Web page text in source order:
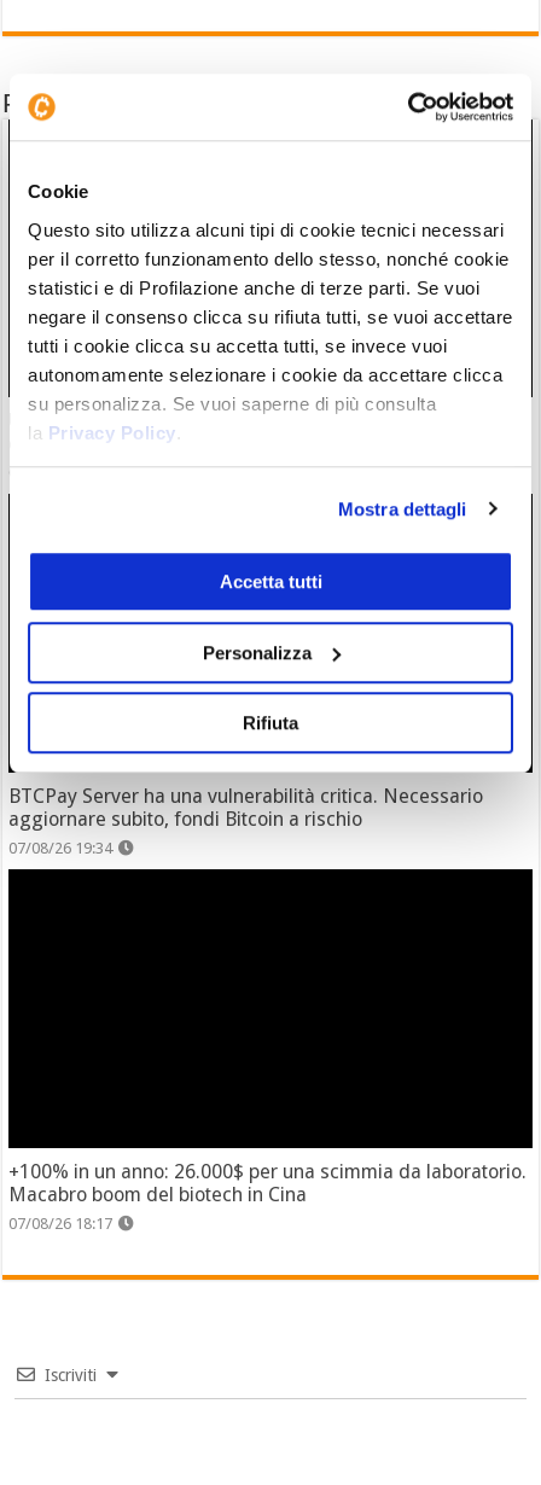
Cookie
Questo sito utilizza alcuni tipi di cookie tecnici necessari
per il corretto funzionamento dello stesso, nonché cookie
statistici e di Profilazione anche di terze parti. Se vuoi
negare il consenso clicca su rifiuta tutti, se vuoi accettare
tutti i cookie clicca su accetta tutti, se invece vuoi
autonomamente selezionare i cookie da accettare clicca
su personalizza. Se vuoi saperne di più consulta
la Privacy Policy.
Mostra dettagli
Accetta tutti
Personalizza
Rifiuta
Potrebbe interessarti anche
USA: altre sanzioni crypto all’Iran. OFAC segnala network di
exchange e società shadow banking
07/08/26 22:35
BTCPay Server ha una vulnerabilità critica. Necessario
aggiornare subito, fondi Bitcoin a rischio
07/08/26 19:34
+100% in un anno: 26.000$ per una scimmia da laboratorio.
Macabro boom del biotech in Cina
07/08/26 18:17
Iscriviti